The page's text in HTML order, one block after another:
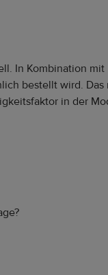
In Kombination mit
bestellt wird. Das
in der